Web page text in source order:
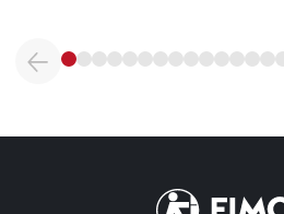
Retour à l'accueil